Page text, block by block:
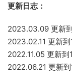
更新日志：
2023.03.09 更新
2023.02.11 更新到
2022.11.05 更新到
2022.06.21 更新到